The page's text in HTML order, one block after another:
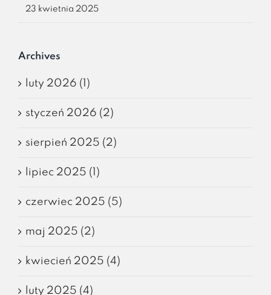
23 kwietnia 2025
Archives
luty 2026 (1)
styczeń 2026 (2)
sierpień 2025 (2)
lipiec 2025 (1)
czerwiec 2025 (5)
maj 2025 (2)
kwiecień 2025 (4)
luty 2025 (4)